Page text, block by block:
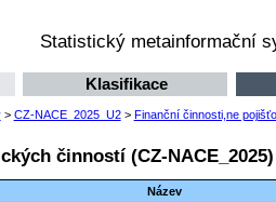
Statistický metainformační
Klasifikace
> CZ-NACE_2025_U2> Finanční činnosti,ne
činností (CZ-
Název